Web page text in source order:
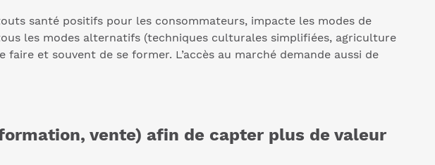
santé positifs pour les consommateurs, impacte les modes de
les modes alternatifs (techniques culturales simplifiées, agriculture
et souvent de se former. L’accès au marché demande aussi de
vente) afin de capter plus de valeur